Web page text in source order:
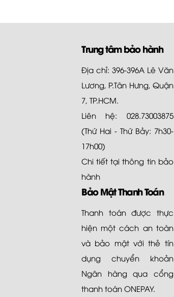
Trung tâm bảo hành
Địa chỉ: 396-396A Lê Văn
Lương, P.Tân Hưng, Quận
7, TP.HCM.
Liên hệ: 028.73003875
(Thứ Hai - Thứ Bảy: 7h30-
17h00)
Chi tiết tạithông tin bảo
hành
Bảo Mật Thanh Toán
Thanh toán được thực
hiện một cách an toàn
và bảo mật với thẻ tín
dụng chuyển khoản
Ngân hàng qua cổng
thanh toán ONEPAY.